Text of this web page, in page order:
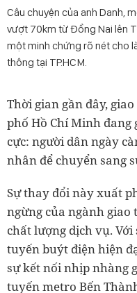
Câu chuyện của anh Danh,
vượt 70km từ Đồng Nai lên
một minh chứng rõ nét cho
thông tại TP.HCM.
Thời gian gần đây,
phố Hồ Chí Minh
cực: người dân ngày
nhân để chuyển sang
Sự thay đổi này xuất
ngừng của ngành giao
chất lượng dịch vụ.
tuyến buýt điện hiện
sự kết nối nhịp nhàng
tuyến metro Bến